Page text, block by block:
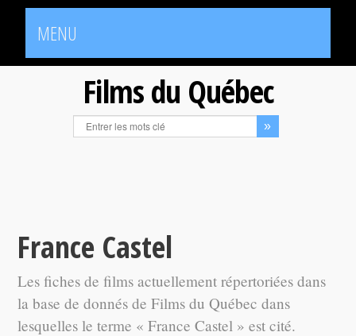
MENU
Films du Québec
France Castel
Les fiches de films actuellement répertoriées dans
la base de donnés de Films du Québec dans
lesquelles le terme « France Castel » est cité.